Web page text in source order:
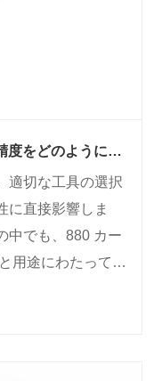
度をどのように再
適切な工具の選択
に直接影響しま
中でも、880 カー
用途にわたって優
インサートの設